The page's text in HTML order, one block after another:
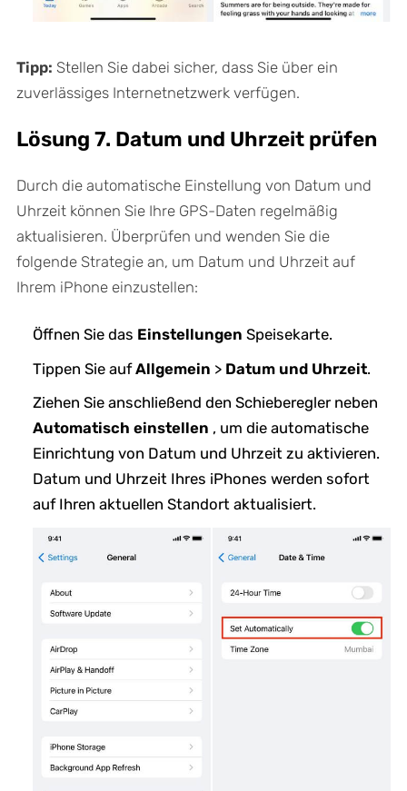
Tipp: Stellen Sie dabei sicher, dass Sie über ein
zuverlässiges Internetnetzwerk verfügen.
Lösung 7. Datum und Uhrzeit prüfen
Durch die automatische Einstellung von Datum und
Uhrzeit können Sie Ihre GPS-Daten regelmäßig
aktualisieren. Überprüfen und wenden Sie die
folgende Strategie an, um Datum und Uhrzeit auf
Ihrem iPhone einzustellen:
Öffnen Sie das Einstellungen Speisekarte.
Tippen Sie aufAllgemein > Datum und Uhrzeit.
Ziehen Sie anschließend den Schieberegler neben
Automatisch einstellen , um die automatische
Einrichtung von Datum und Uhrzeit zu aktivieren.
Datum und Uhrzeit Ihres iPhones werden sofort
auf Ihren aktuellen Standort aktualisiert.